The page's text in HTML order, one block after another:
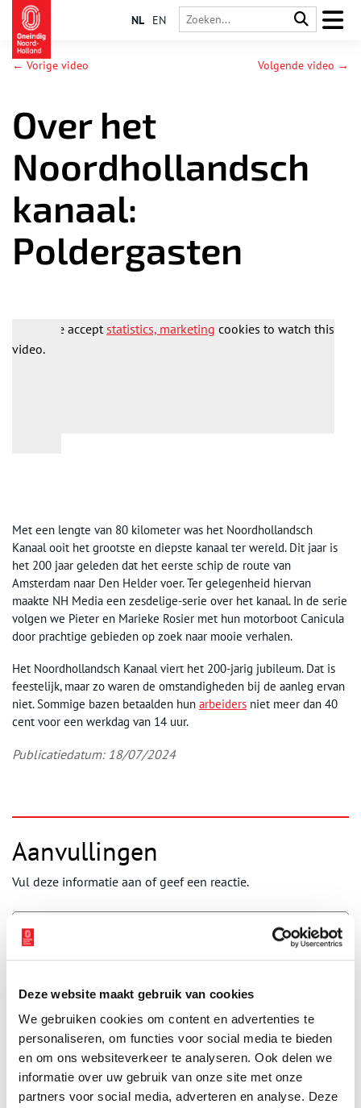
Deze website maakt gebruik van cookies
We gebruiken cookies om content en advertenties te
personaliseren, om functies voor social media te bieden
en om ons websiteverkeer te analyseren. Ook delen we
informatie over uw gebruik van onze site met onze
partners voor social media, adverteren en analyse. Deze
NL EN
← Vorige video Volgende video →
Over het
Noordhollandsch
kanaal:
Poldergasten
Please acceptstatistics, marketing cookies to watch this
video.
Met een lengte van 80 kilometer was het Noordhollandsch
Kanaal ooit het grootste en diepste kanaal ter wereld. Dit jaar is
het 200 jaar geleden dat het eerste schip de route van
Amsterdam naar Den Helder voer. Ter gelegenheid hiervan
maakte NH Media een zesdelige-serie over het kanaal. In de serie
volgen we Pieter en Marieke Rosier met hun motorboot Canicula
door prachtige gebieden op zoek naar mooie verhalen.
Het Noordhollandsch Kanaal viert het 200-jarig jubileum. Dat is
feestelijk, maar zo waren de omstandigheden bij de aanleg ervan
niet. Sommige bazen betaalden hun arbeiders niet meer dan 40
cent voor een werkdag van 14 uur.
Publicatiedatum: 18/07/2024
Aanvullingen
Vul deze informatie aan of geef een reactie.
gepubliceerd.
Naam*
E-mail*